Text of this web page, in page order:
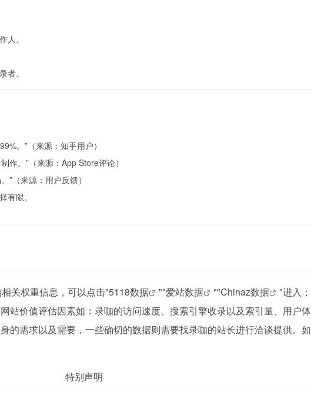
人。
者。
。”（来源：知乎用户）
作。”（来源：App Store评论）
”（来源：用户反馈）
有限。
关权重信息，可以点击"5118数据 ""爱站数据 ""Chinaz数据
"进入
站价值评估因素如：录咖的访问速度、搜索引擎收录以及索引量、用户
的需求以及需要，一些确切的数据则需要找录咖的站长进行洽谈提供。
特别声明